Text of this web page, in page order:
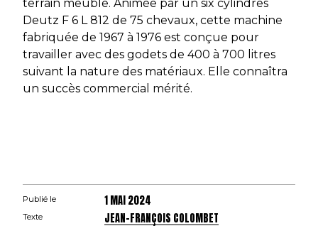
terrain meuble. Animée par un six cylindres
Deutz F 6 L 812 de 75 chevaux, cette machine
fabriquée de 1967 à 1976 est conçue pour
travailler avec des godets de 400 à 700 litres
suivant la nature des matériaux. Elle connaîtra
un succès commercial mérité.
Publié le 1 MAI 2024
Texte JEAN-FRANÇOIS COLOMBET